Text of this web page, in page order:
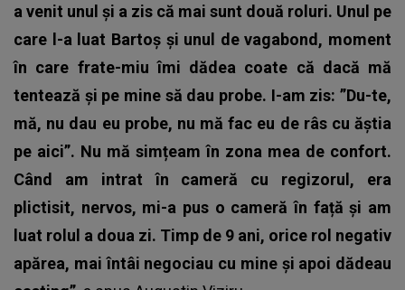
a venit unul și a zis că mai sunt două roluri. Unul pe
care l-a luat Bartoș și unul de vagabond, moment
în care frate-miu îmi dădea coate că dacă mă
tentează și pe mine să dau probe. I-am zis: ”Du-te,
mă, nu dau eu probe, nu mă fac eu de râs cu ăștia
pe aici”. Nu mă simțeam în zona mea de confort.
Când am intrat în cameră cu regizorul, era
plictisit, nervos, mi-a pus o cameră în față și am
luat rolul a doua zi. Timp de 9 ani, orice rol negativ
apărea, mai întâi negociau cu mine și apoi dădeau